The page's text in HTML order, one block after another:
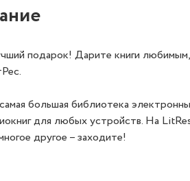
подарок! Дарите книги
большая библиотека
для любых устройств. На
другое – заходите!